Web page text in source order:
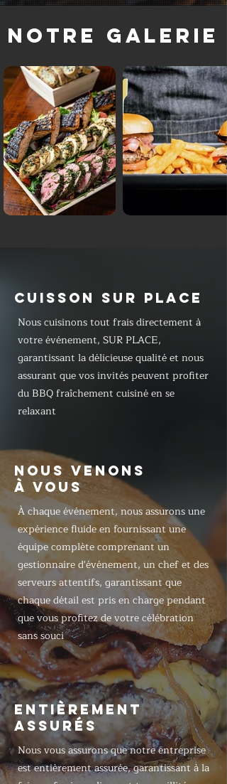
Notre galerie
CUISSON SUR PLACE
Nous cuisinons tout frais directement à
votre événement, SUR PLACE,
garantissant la délicieuse qualité et nous
assurant que vos invités peuvent profiter
du BBQ fraîchement cuisiné en se
relaxant
NOUS VENONS
À VOUS
À chaque événement, nous assurons une
expérience fluide en fournissant une
équipe complète comprenant un
gestionnaire d'événement, un chef et des
serveurs attentifs, garantissant que
chaque détail est pris en charge pendant
que vous profitez de votre célébration
sans souci
ENTIÈREMENT
ASSURÉS
Nous vous assurons que notre entreprise
est entièrement assurée, garantissant à la